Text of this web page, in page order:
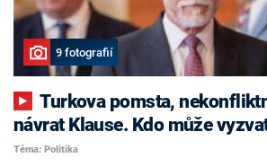
9 fotografií
Turkova pomsta, nekonfliktní Havlíček i
návrat Klause. Kdo může
Téma: Politika